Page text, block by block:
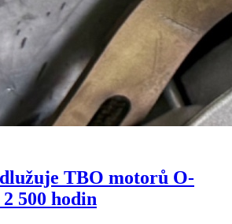
TBO motorů O-
500 hodin